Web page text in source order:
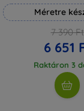
Méretre
7 390 Ft
6 651
Raktáron 3